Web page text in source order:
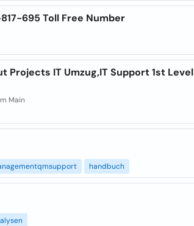
695 Toll Free Number
Projects IT Umzug,IT Support 1st Level
Main
handbuch